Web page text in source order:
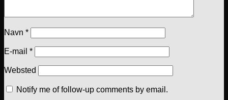
Navn *
E-mail *
Websted
Notify me of follow-up comments by email.